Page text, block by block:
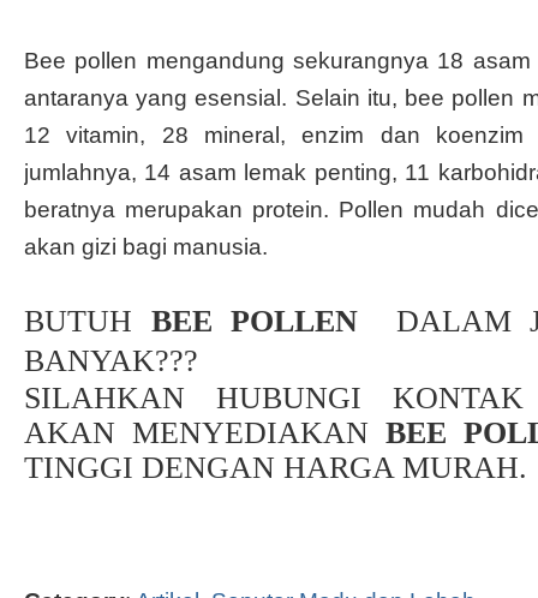
Bee pollen mengandung sekurangnya 18
antaranya yang esensial. Selain itu, bee pollen
12 vitamin, 28 mineral, enzim dan koenzim
jumlahnya, 14 asam lemak penting, 11
beratnya merupakan protein. Pollen mudah
akan gizi bagi manusia.
BUTUH BEE POLLEN DALAM
BANYAK???
SILAHKAN HUBUNGI
AKAN MENYEDIAKAN BEE
TINGGI DENGAN HARGA MURAH.